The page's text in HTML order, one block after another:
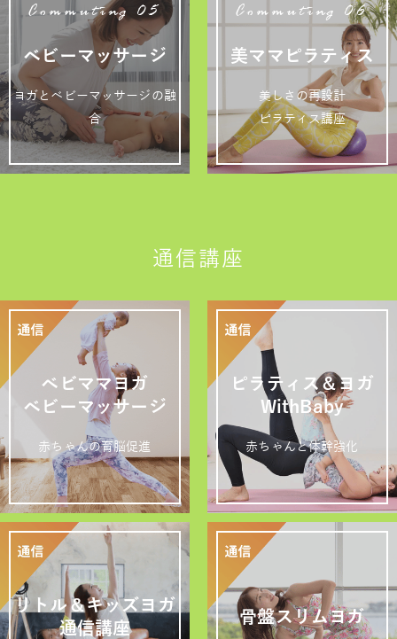
Commuting 05
ベビーマッサージ
ヨガとベビーマッサージの融
合
Commuting 06
美ママピラティス
美しさの再設計
ピラティス講座
通信講座
ベビママヨガ
ベビーマッサージ
赤ちゃんの育脳促進
ピラティス＆ヨガ
WithBaby
赤ちゃんと体幹強化
リトル＆キッズヨガ
通信講座
骨盤スリムヨガ